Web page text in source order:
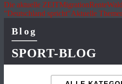
Die aktuelle ZEITMigrationRente
"Deutschland spricht"Aktuelle
Blog
SPORT-BLOG